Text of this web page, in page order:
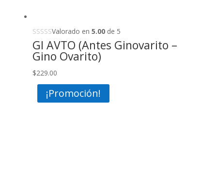
Valorado en 5.00de 5
GI AVTO (Antes Ginovarito –
Gino Ovarito)
$229.00
¡Promoción!